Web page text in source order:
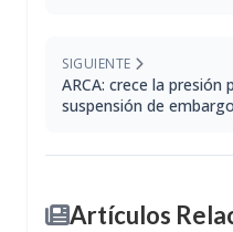
SIGUIENTE
ARCA: crece la presión
suspensión de
Artículos